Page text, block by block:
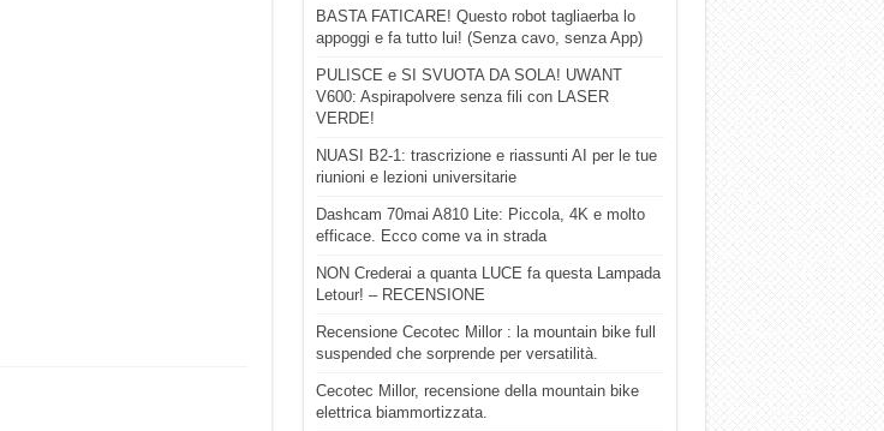
BASTA FATICARE! Questo robot tagliaerba lo
appoggi e fa tutto lui! (Senza cavo, senza App)
PULISCE e SI SVUOTA DA SOLA! UWANT
V600: Aspirapolvere senza fili con LASER
VERDE!
NUASI B2-1: trascrizione e riassunti AI per le tue
riunioni e lezioni universitarie
Dashcam 70mai A810 Lite: Piccola, 4K e molto
efficace. Ecco come va in strada
NON Crederai a quanta LUCE fa questa Lampada
Letour! – RECENSIONE
Recensione Cecotec Millor : la mountain bike full
suspended che sorprende per versatilità.
Cecotec Millor, recensione della mountain bike
elettrica biammortizzata.